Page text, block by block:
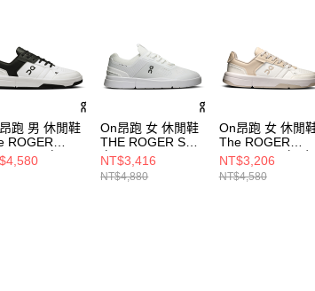
跑 男 休閒鞋
ROGER
白/黑
On昂跑 女 休閒鞋
THE ROGER Spin
白/黑
NT$3,416
NT$4,880
On昂跑 女 休閒
The ROGER
Clubhouse 白/珍
珠白
NT$3,206
NT$4,580